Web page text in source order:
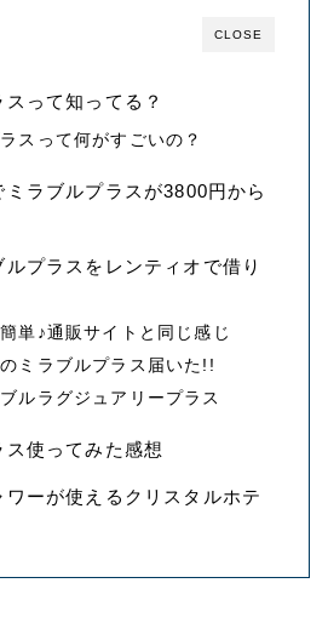
CLOSE
スって知ってる？
スって何がすごいの？
ミラブルプラスが3800円から
プラスをレンティオで借り
単♪通販サイトと同じ感じ
ミラブルプラス届いた!!
ルラグジュアリープラス
ス使ってみた感想
ワーが使えるクリスタルホテ